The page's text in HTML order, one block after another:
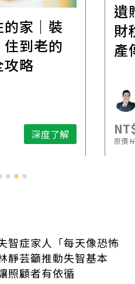
家｜裝
到老的
攻略
深度了解
遺
財
產
原價
智症家人「每天像恐怖
靜芸籲推動失智基本
照顧者有依循